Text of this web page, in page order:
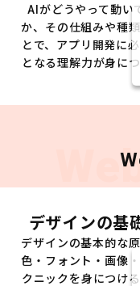
AIがどうやって動い
か、その仕組みや種
とで、アプリ開発に
となる理解力が身に
デザインの基
デザインの基本的な
色・フォント・画像
クニックを身につけ